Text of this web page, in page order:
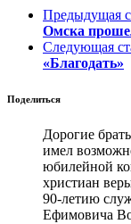
Предыдущая
Омска
Следующая
«Благодать»
Поделиться
Дорогие
имел
юбилейной
христиан
90-летию
Ефимовича